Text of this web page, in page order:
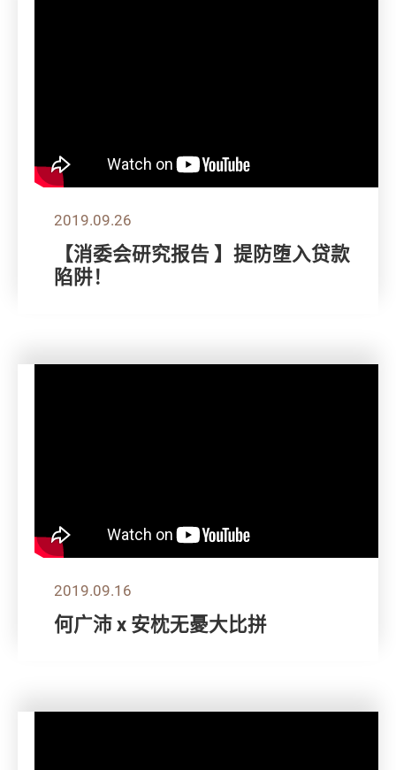
2019.09.26
【消委会研究报告 】提防堕入贷款
陷阱！
2019.09.16
何广沛 x 安枕无憂大比拼